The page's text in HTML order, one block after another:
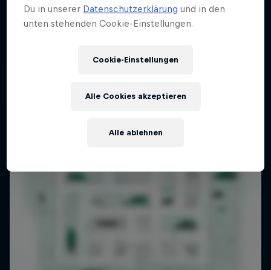
Sport am Wort
Peter Filzmaier und Alina Marzi im Sport-Talk
Du in unserer Datenschutzerklärung und in den
unten stehenden Cookie-Einstellungen.
Cookie-Einstellungen
Alle ablehnen
Alle Cookies akzeptieren